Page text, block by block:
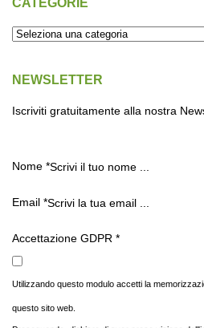
NEWSLETTER
Iscriviti gratuitamente alla nostra
Nome *
Email *
Accettazione GDPR *
Utilizzando questo modulo accetti la
questo sito web.